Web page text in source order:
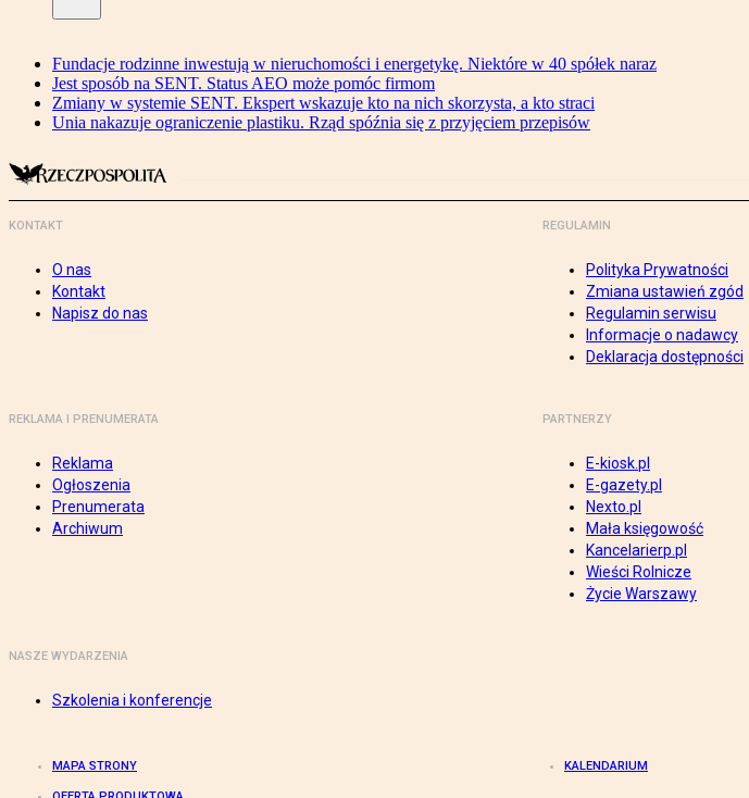
Fundacje rodzinne inwestują w nieruchomości i energetykę. Niektóre w 40 spółek naraz
Jest sposób na SENT. Status AEO może pomóc firmom
Zmiany w systemie SENT. Ekspert wskazuje kto na nich skorzysta, a kto straci
Unia nakazuje ograniczenie plastiku. Rząd spóźnia się z przyjęciem przepisów
KONTAKT
O nas
Kontakt
Napisz do nas
REGULAMIN
Polityka Prywatności
Zmiana ustawień zgód
Regulamin serwisu
Informacje o nadawcy
Deklaracja dostępności
REKLAMA I PRENUMERATA
Reklama
Ogłoszenia
Prenumerata
Archiwum
PARTNERZY
E-kiosk.pl
E-gazety.pl
Nexto.pl
Mała księgowość
Kancelarierp.pl
Wieści Rolnicze
Życie Warszawy
NASZE WYDARZENIA
Szkolenia i konferencje
MAPA STRONY KALENDARIUM